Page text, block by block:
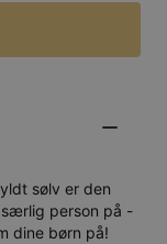
sølv er den
person på -
dine børn på!